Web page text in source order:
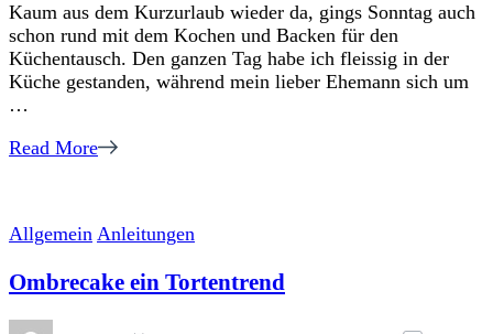
I
Kaum aus dem Kurzurlaub wieder da, gings Sonntag auch
schon rund mit dem Kochen und Backen für den
Küchentausch. Den ganzen Tag habe ich fleissig in der
Küche gestanden, während mein lieber Ehemann sich um
…
Read More
Allgemein Anleitungen
Ombrecake ein Tortentrend